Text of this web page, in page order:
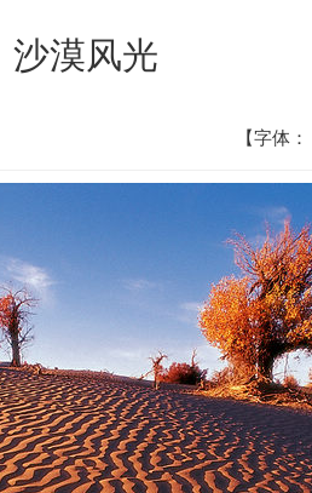
沙漠风光
【字体：